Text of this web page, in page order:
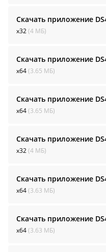
Скачать приложение
x32(4 МБ)
Скачать приложение
x64(3.65 МБ)
Скачать приложение
x64(3.65 МБ)
Скачать приложение
x32(4 МБ)
Скачать приложение
x64(3.63 МБ)
Скачать приложение
x64(3.63 МБ)